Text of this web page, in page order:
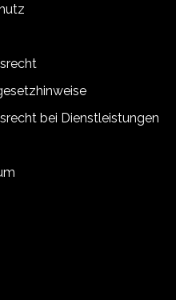
bei Dienstleistungen